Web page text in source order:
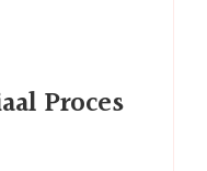
Proces